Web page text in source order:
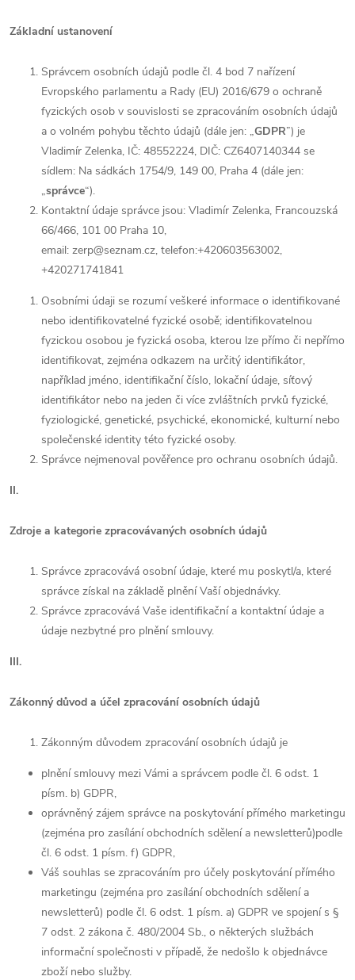
Základní ustanovení
Správcem osobních údajů podle čl. 4 bod 7 nařízení
Evropského parlamentu a Rady (EU) 2016/679 o ochraně
fyzických osob v souvislosti se zpracováním osobních údajů
a o volném pohybu těchto údajů (dále jen: „GDPR”) je
Vladimír Zelenka, IČ: 48552224, DIČ: CZ6407140344 se
sídlem: Na sádkách 1754/9, 149 00, Praha 4 (dále jen:
„správce“).
Kontaktní údaje správce jsou: Vladimír Zelenka, Francouzská
66/466, 101 00 Praha 10,
email: zerp@seznam.cz, telefon:+420603563002,
+420271741841
Osobními údaji se rozumí veškeré informace o identifikované
nebo identifikovatelné fyzické osobě; identifikovatelnou
fyzickou osobou je fyzická osoba, kterou lze přímo či nepřímo
identifikovat, zejména odkazem na určitý identifikátor,
například jméno, identifikační číslo, lokační údaje, síťový
identifikátor nebo na jeden či více zvláštních prvků fyzické,
fyziologické, genetické, psychické, ekonomické, kulturní nebo
společenské identity této fyzické osoby.
Správce nejmenoval pověřence pro ochranu osobních údajů.
II.
Zdroje a kategorie zpracovávaných osobních údajů
Správce zpracovává osobní údaje, které mu poskytl/a, které
správce získal na základě plnění Vaší objednávky.
Správce zpracovává Vaše identifikační a kontaktní údaje a
údaje nezbytné pro plnění smlouvy.
III.
Zákonný důvod a účel zpracování osobních údajů
Zákonným důvodem zpracování osobních údajů je
plnění smlouvy mezi Vámi a správcem podle čl. 6 odst. 1
písm. b) GDPR,
oprávněný zájem správce na poskytování přímého marketingu
(zejména pro zasílání obchodních sdělení a newsletterů)podle
čl. 6 odst. 1 písm. f) GDPR,
Váš souhlas se zpracováním pro účely poskytování přímého
marketingu (zejména pro zasílání obchodních sdělení a
newsletterů) podle čl. 6 odst. 1 písm. a) GDPR ve spojení s §
7 odst. 2 zákona č. 480/2004 Sb., o některých službách
informační společnosti v případě, že nedošlo k objednávce
zboží nebo služby.